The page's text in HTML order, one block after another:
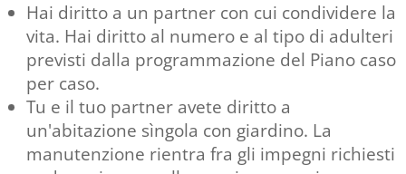
Hai diritto a un partner con cui condividere la
vita. Hai diritto al numero e al tipo di adulteri
previsti dalla programmazione del Piano caso
per caso.
Tu e il tuo partner avete diritto a
un'abitazione sìngola con giardino. La
manutenzione rientra fra gli impegni richiesti